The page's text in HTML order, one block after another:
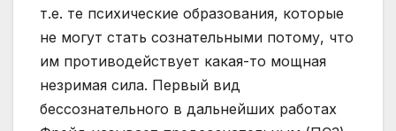
т.е. те психические образования, которые
не могут стать сознательными потому, что
им противодействует какая-то мощная
незримая сила. Первый вид
бессознательного в дальнейших работах